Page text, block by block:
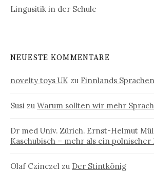
Lingusitik in der Schule
NEUESTE KOMMENTARE
novelty toys UK zu Finnlands Sprachen
Susi zu Warum sollten wir mehr
Dr med Univ. Zürich. Ernst-Helmut
Kaschubisch – mehr als ein polnischer
Olaf Czinczel zu Der Stintkönig